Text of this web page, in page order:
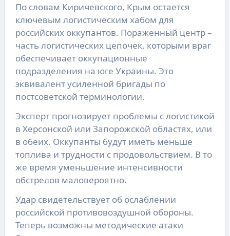
По словам Киричевского, Крым остается
ключевым логистическим хабом для
российских оккупантов. Пораженный центр –
часть логистических цепочек, которыми враг
обеспечивает оккупационные
подразделения на юге Украины. Это
эквивалент усиленной бригады по
постсоветской терминологии.
Эксперт прогнозирует проблемы с логистикой
в Херсонской или Запорожской областях, или
в обеих. Оккупанты будут иметь меньше
топлива и трудности с продовольствием. В то
же время уменьшение интенсивности
обстрелов маловероятно.
Удар свидетельствует об ослаблении
российской противовоздушной обороны.
Теперь возможны методические атаки